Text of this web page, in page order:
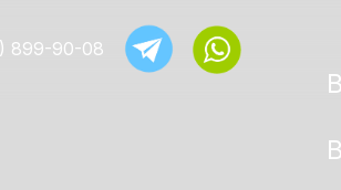
899-90-08